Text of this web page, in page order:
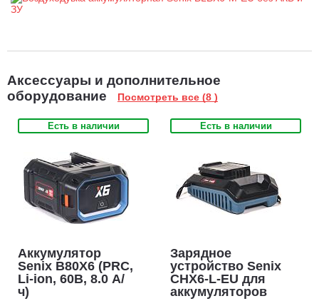
мусоросборника.
Аксессуары и дополнительное
оборудование
Посмотреть все (8 )
Есть в наличии
Аккумулятор
Senix B80X6 (PRC,
Li-ion, 60В, 8.0 А/
ч)
Есть в наличии
Зарядное
устройство Senix
CHX6-L-EU для
аккумуляторов